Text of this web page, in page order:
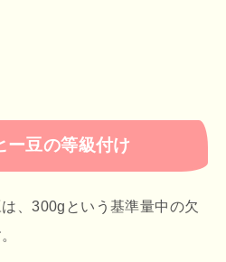
ー豆の等級付け
、300gという基準量中の欠